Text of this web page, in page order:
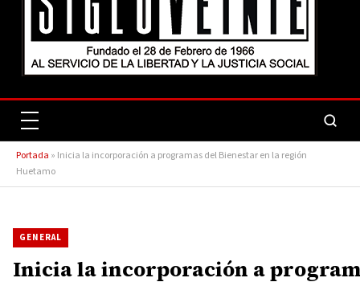
Portada » Inicia la incorporación a programas del Bienestar en la región
Huetamo
GENERAL
Inicia la incorporación a